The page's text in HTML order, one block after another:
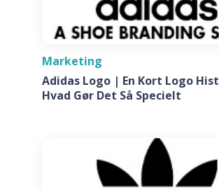
Marketing
Adidas Logo | En Kort Logo
Hvad Gør Det Så Specielt